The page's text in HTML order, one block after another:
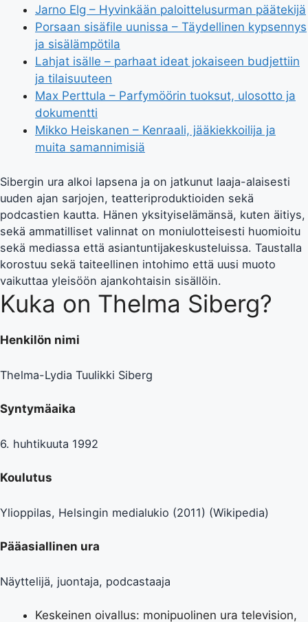
Jarno Elg – Hyvinkään paloittelusurman päätekijä
Porsaan sisäfile uunissa – Täydellinen kypsennys
ja sisälämpötila
Lahjat isälle – parhaat ideat jokaiseen budjettiin
ja tilaisuuteen
Max Perttula – Parfymöörin tuoksut, ulosotto ja
dokumentti
Mikko Heiskanen – Kenraali, jääkiekkoilija ja
muita samannimisiä
Sibergin ura alkoi lapsena ja on jatkunut laaja-alaisesti
uuden ajan sarjojen, teatteriproduktioiden sekä
podcastien kautta. Hänen yksityiselämänsä, kuten äitiys,
sekä ammatilliset valinnat on moniulotteisesti huomioitu
sekä mediassa että asiantuntijakeskusteluissa. Taustalla
korostuu sekä taiteellinen intohimo että uusi muoto
vaikuttaa yleisöön ajankohtaisin sisällöin.
Kuka on Thelma Siberg?
Henkilön nimi
Thelma-Lydia Tuulikki Siberg
Syntymäaika
6. huhtikuuta 1992
Koulutus
Ylioppilas, Helsingin medialukio (2011) (Wikipedia)
Pääasiallinen ura
Näyttelijä, juontaja, podcastaaja
Keskeinen oivallus: monipuolinen ura television,